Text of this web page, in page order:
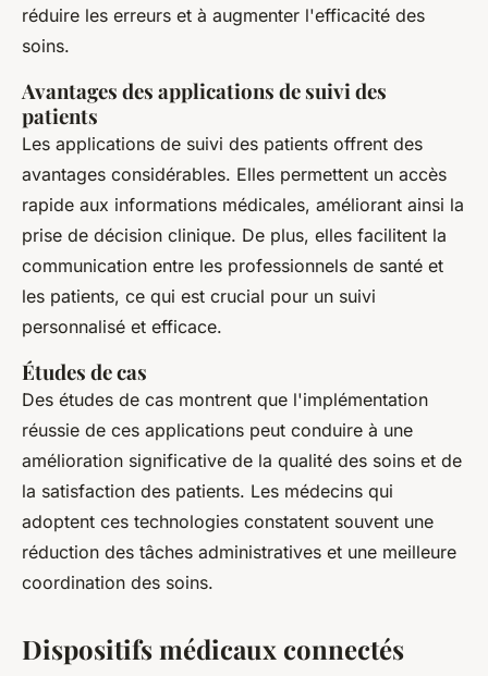
réduire les erreurs et à augmenter l'efficacité des
soins.
Avantages des applications de suivi des
patients
Les applications de suivi des patients offrent des
avantages considérables. Elles permettent un accès
rapide aux informations médicales, améliorant ainsi la
prise de décision clinique. De plus, elles facilitent la
communication entre les professionnels de santé et
les patients, ce qui est crucial pour un suivi
personnalisé et efficace.
Études de cas
Des études de cas montrent que l'implémentation
réussie de ces applications peut conduire à une
amélioration significative de la qualité des soins et de
la satisfaction des patients. Les médecins qui
adoptent ces technologies constatent souvent une
réduction des tâches administratives et une meilleure
coordination des soins.
Dispositifs médicaux connectés